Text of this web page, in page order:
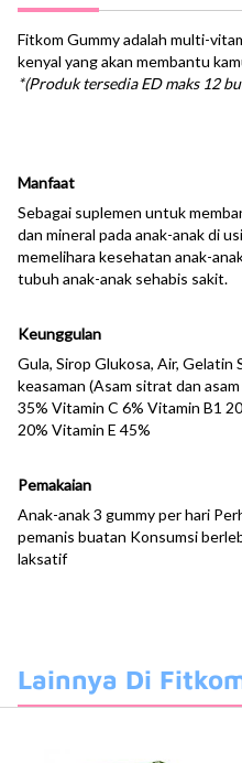
Fitkom Gummy adalah multi-
kenyal yang akan membantu
*(Produk tersedia ED maks 12
Manfaat
Sebagai suplemen untuk
dan mineral pada anak-anak di
memelihara kesehatan anak-
tubuh anak-anak sehabis sakit.
Keunggulan
Gula, Sirop Glukosa, Air, Gelatin
keasaman (Asam sitrat dan
35% Vitamin C 6% Vitamin B1
20% Vitamin E 45%
Pemakaian
Anak-anak 3 gummy per hari
pemanis buatan Konsumsi
laksatif
Lainnya Di